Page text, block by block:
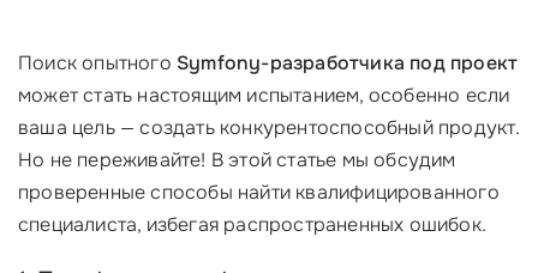
Поиск опытного Symfony-разработчика под проект
может стать настоящим испытанием, особенно если
ваша цель — создать конкурентоспособный продукт.
Но не переживайте! В этой статье мы обсудим
проверенные способы найти квалифицированного
специалиста, избегая распространенных ошибок.